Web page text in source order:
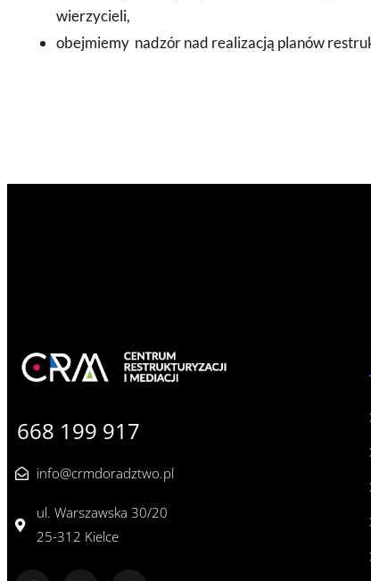
wierzycieli,
obejmiemy nadzór nad realizacją planów
668 199 917
info@crmdoradztwo.pl
ul. Warszawska 30/20
25-312 Kielce